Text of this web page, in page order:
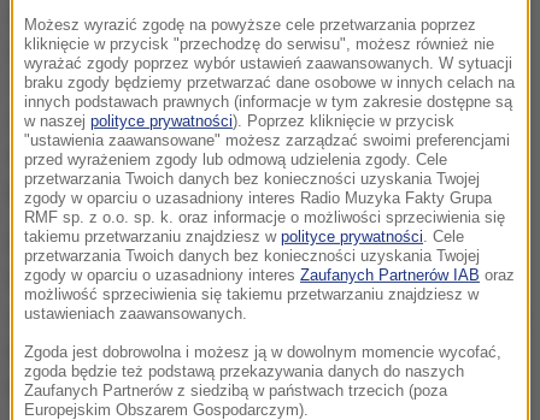
dokonywanych na nich operacjach finansowych.
Analizować je będzie permanentnie zespół złożony z
40 kontrolerów, których zadaniem ma być
wyłapywanie podejrzanych transakcji, mogących
mieć związek z oszustwami i wyłudzeniami
podatkowymi.
Podejrzane konta będą blokowane na żądanie szefa
Krajowej Administracji Skarbowej (KAS), czyli
wiceministra finansów. MF szacuje, że rocznie może
być blokowanych prawie 5 tys. rachunków
bankowych przedsiębiorców.
Możesz wyrazić zgodę na powyższe cele przetwarzania poprzez
kliknięcie w przycisk "przechodzę do serwisu", możesz również nie
wyrażać zgody poprzez wybór ustawień zaawansowanych. W sytuacji
braku zgody będziemy przetwarzać dane osobowe w innych celach na
innych podstawach prawnych (informacje w tym zakresie dostępne są
w naszej polityce prywatności). Poprzez kliknięcie w przycisk
"ustawienia zaawansowane" możesz zarządzać swoimi preferencjami
przed wyrażeniem zgody lub odmową udzielenia zgody. Cele
przetwarzania Twoich danych bez konieczności uzyskania Twojej
zgody w oparciu o uzasadniony interes Radio Muzyka Fakty Grupa
RMF sp. z o.o. sp. k. oraz informacje o możliwości sprzeciwienia się
takiemu przetwarzaniu znajdziesz w polityce prywatności . Cele
przetwarzania Twoich danych bez konieczności uzyskania Twojej
zgody w oparciu o uzasadniony interes Zaufanych Partnerów IAB oraz
możliwość sprzeciwienia się takiemu przetwarzaniu znajdziesz w
ustawieniach zaawansowanych.
Zgoda jest dobrowolna i możesz ją w dowolnym momencie wycofać,
zgoda będzie też podstawą przekazywania danych do naszych
Zaufanych Partnerów z siedzibą w państwach trzecich (poza
Europejskim Obszarem Gospodarczym).